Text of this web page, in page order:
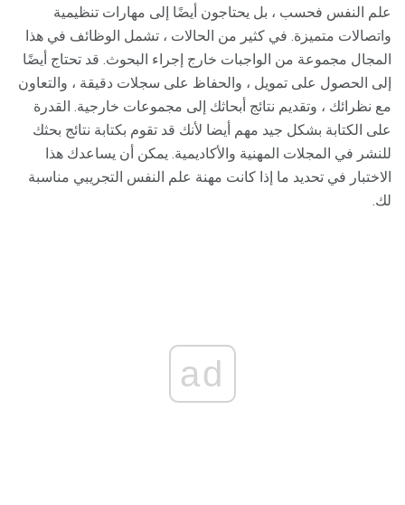
علم النفس فحسب ، بل يحتاجون أيضًا إلى مهارات تنظيمية
واتصالات متميزة. في كثير من الحالات ، تشمل الوظائف في هذا
المجال مجموعة من الواجبات خارج إجراء البحوث. قد تحتاج أيضًا
إلى الحصول على تمويل ، والحفاظ على سجلات دقيقة ، والتعاون
مع نظرائك ، وتقديم نتائج أبحاثك إلى مجموعات خارجية. القدرة
على الكتابة بشكل جيد مهم أيضا لأنك قد تقوم بكتابة نتائج بحثك
للنشر في المجلات المهنية والأكاديمية. يمكن أن يساعدك هذا
الاختبار في تحديد ما إذا كانت مهنة علم النفس التجريبي مناسبة
لك.
ad